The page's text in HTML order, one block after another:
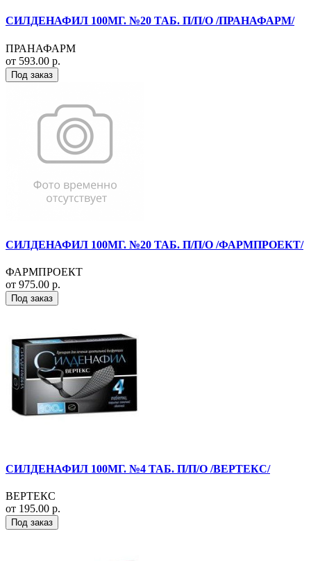
СИЛДЕНАФИЛ 100МГ. №20 ТАБ. П/П/О /ПРАНАФАРМ/
ПРАНАФАРМ
от 593.00 р.
Под заказ
СИЛДЕНАФИЛ 100МГ. №20 ТАБ. П/П/О /ФАРМПРОЕКТ/
ФАРМПРОЕКТ
от 975.00 р.
Под заказ
СИЛДЕНАФИЛ 100МГ. №4 ТАБ. П/П/О /ВЕРТЕКС/
ВЕРТЕКС
от 195.00 р.
Под заказ